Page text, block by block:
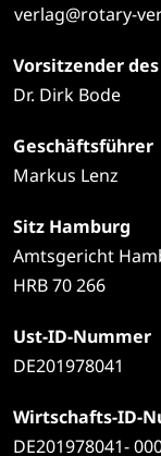
verlag@rotary-
Vorsitzender
Dr. Dirk Bode
Geschäftsführer
Markus Lenz
Sitz Hamburg
Amtsgericht
HRB 70 266
Ust-ID-Nummer
DE201978041
Wirtschafts-ID-
DE201978041-